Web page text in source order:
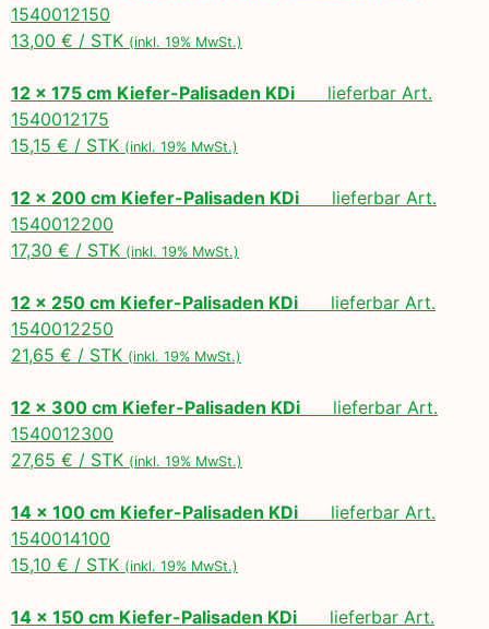
1540012150
13,00 € / STK (inkl. 19% MwSt.)
12 x 175 cm Kiefer-Palisaden KDi lieferbar Art.
1540012175
15,15 € / STK (inkl. 19% MwSt.)
12 x 200 cm Kiefer-Palisaden KDi lieferbar Art.
1540012200
17,30 € / STK (inkl. 19% MwSt.)
12 x 250 cm Kiefer-Palisaden KDi lieferbar Art.
1540012250
21,65 € / STK (inkl. 19% MwSt.)
12 x 300 cm Kiefer-Palisaden KDi lieferbar Art.
1540012300
27,65 € / STK (inkl. 19% MwSt.)
14 x 100 cm Kiefer-Palisaden KDi lieferbar Art.
1540014100
15,10 € / STK (inkl. 19% MwSt.)
14 x 150 cm Kiefer-Palisaden KDi lieferbar Art.